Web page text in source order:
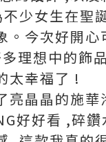
少女生在聖
。今次好開心
理想中的飾
太幸福了 !
亮晶晶的施華
好好看 ,碎鑽